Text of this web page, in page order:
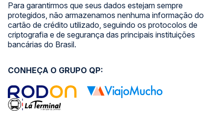
Para garantirmos que seus dados estejam sempre
protegidos, não armazenamos nenhuma informação do
cartão de crédito utilizado, seguindo os protocolos de
criptografia e de segurança das principais instituições
bancárias do Brasil.
CONHEÇA O GRUPO QP: